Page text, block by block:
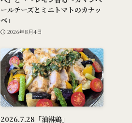
ールチーズとミニトマトのカナッ
ペ」
2026年8月4日
2026.7.28「油淋鶏」